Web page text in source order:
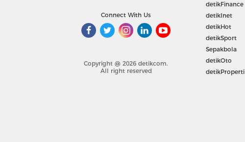
Connect With Us
Copyright @ 2026 detikcom.
All right reserved
detikFinance
detikInet
detikHot
detikSport
Sepakbola
detikOto
detikProperti